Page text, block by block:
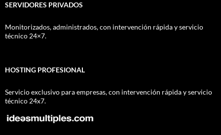
SERVIDORES PRIVADOS
Monitorizados, administrados, con intervención rápida y servicio
técnico 24×7.
HOSTING PROFESIONAL
Servicio exclusivo para empresas, con intervención rápida y servicio
técnico 24x7.